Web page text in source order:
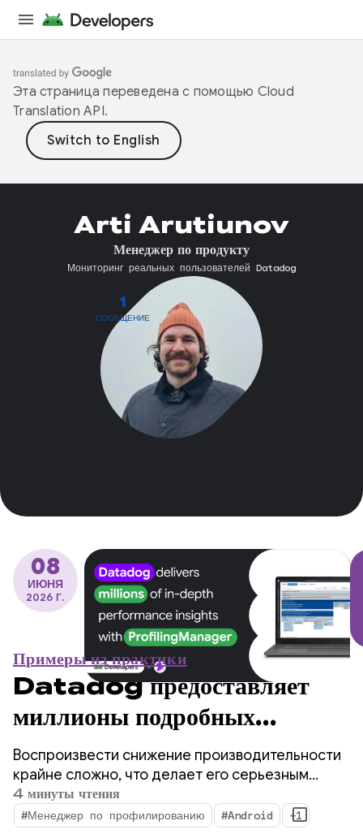
Эта страница переведена с помощью Cloud
Translation API.
1
СООБЩЕНИЕ
Arti Arutiunov
Менеджер по продукту
Мониторинг реальных пользователей Datadog
08
ИЮНЯ
2026 Г.
Примеры из практики
Datadog предоставляет
миллионы подробных
аналитических данных о
производительности с
помощью
Воспроизвести снижение производительности
крайне сложно, что делает его серьезным
препятствием для разработчиков мобильных
приложений.
4 минуты чтения
#Менеджер по профилированию #Android +1